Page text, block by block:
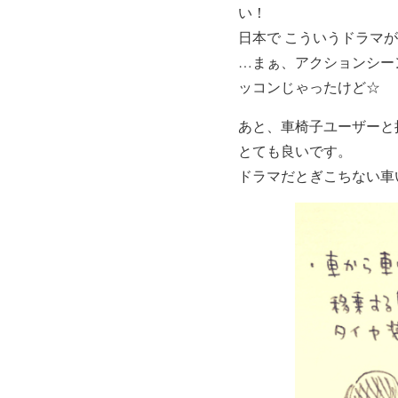
い！
日本で こういうドラマ
…まぁ、アクションシー
ッコンじゃったけど☆
あと、車椅子ユーザー
とても良いです。
ドラマだとぎこちない